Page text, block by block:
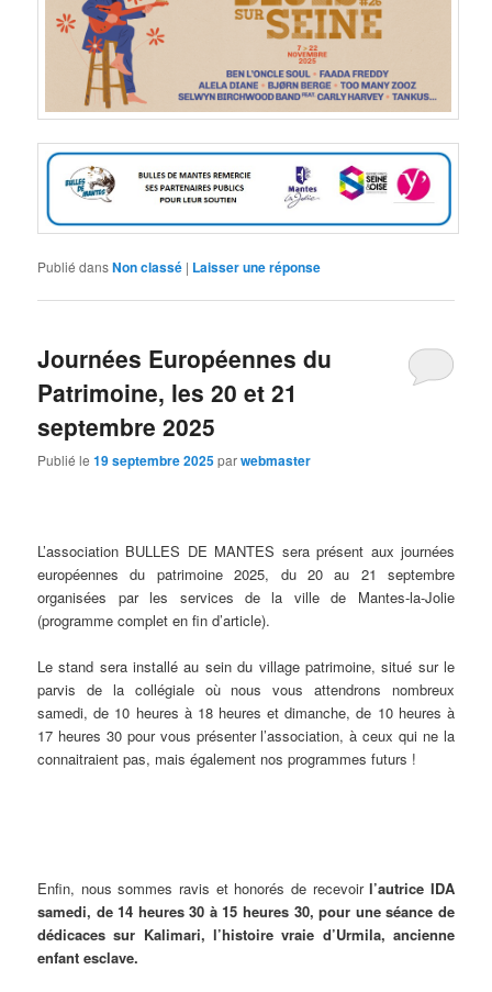
Publié dansNon classé | Laisser une réponse
Journées Européennes du
Patrimoine, les 20 et 21
septembre 2025
Publié le19 septembre 2025parwebmaster
L’association BULLES DE MANTES sera présent aux journées
européennes du patrimoine 2025, du 20 au 21 septembre
organisées par les services de la ville de Mantes-la-Jolie
(programme complet en fin d’article).
Le stand sera installé au sein du village patrimoine, situé sur le
parvis de la collégiale où nous vous attendrons nombreux
samedi, de 10 heures à 18 heures et dimanche, de 10 heures à
17 heures 30 pour vous présenter l’association, à ceux qui ne la
connaitraient pas, mais également nos programmes futurs !
Enfin, nous sommes ravis et honorés de recevoirl’autrice IDA
samedi, de 14 heures 30 à 15 heures 30, pour une séance de
dédicaces sur Kalimari, l’histoire vraie d’Urmila, ancienne
enfant esclave.